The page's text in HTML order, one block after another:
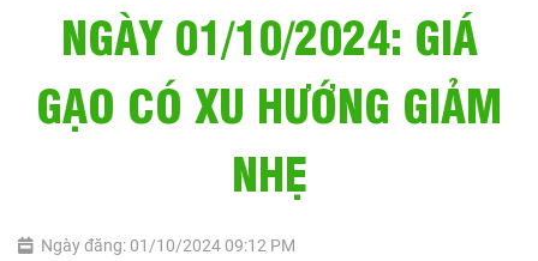
NGÀY 01/10/2024: GIÁ
GẠO CÓ XU HƯỚNG GIẢM
NHẸ
Ngày đăng: 01/10/2024 09:12 PM